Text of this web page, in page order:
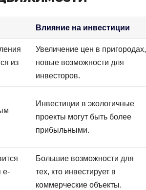
Влияние на инвестиции
из
Увеличение цен в пригородах,
новые возможности для
инвесторов.
Инвестиции в экологичные
проекты могут быть более
прибыльными.
e-
Большие возможности для
тех, кто инвестирует в
коммерческие объекты.